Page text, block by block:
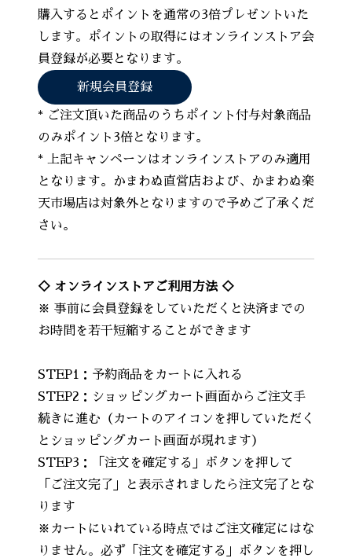
購入するとポイントを通常の3倍プレゼントいた
します。ポイントの取得にはオンラインストア会
員登録が必要となります。
新規会員登録
* ご注文頂いた商品のうちポイント付与対象商品
のみポイント3倍となります。
* 上記キャンペーンはオンラインストアのみ適用
となります。かまわぬ直営店および、かまわぬ楽
天市場店は対象外となりますので予めご了承くだ
さい。
◇ オンラインストアご利用方法 ◇
※ 事前に会員登録をしていただくと決済までの
お時間を若干短縮することができます
STEP1：予約商品をカートに入れる
STEP2：ショッピングカート画面からご注文手
続きに進む（カートのアイコンを押していただく
とショッピングカート画面が現れます）
STEP3：「注文を確定する」ボタンを押して
「ご注文完了」と表示されましたら注文完了とな
ります
※カートにいれている時点ではご注文確定にはな
りません。必ず「注文を確定する」ボタンを押し